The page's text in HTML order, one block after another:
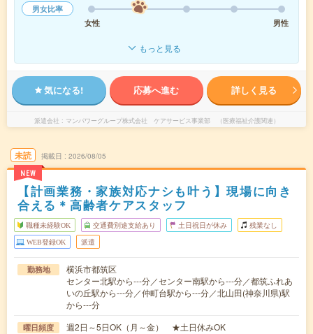
男女比率
女性
男性
もっと見る
気になる! 応募へ進む 詳しく見る
派遣会社 マンパワーグループ株式会社 ケアサービス事業部 （医療福祉介護関連）
未読
NEW
掲載日 2026/08/05
【計画業務・家族対応ナシも叶う】現場に向き
合える＊高齢者ケアスタッフ
職種未経験OK 交通費別途支給あり 土日祝日が休み 残業なし
WEB登録OK 派遣
勤務地
横浜市都筑区
センター北駅から---分／センター南駅から---分／都筑ふれあ
いの丘駅から---分／仲町台駅から---分／北山田(神奈川県)駅
から---分
曜日頻度 週2日～5日OK（月～金） ★土日休みOK